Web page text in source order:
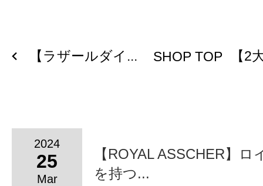
【ラザールダイ... SHOP TOP 【2
2024
25
Mar
【ROYAL ASSCHER】
を持つ...